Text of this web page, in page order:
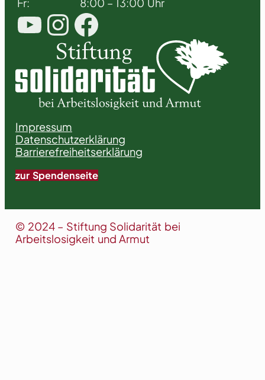
YouTube InstagramFacebook
Impressum
Datenschutzerklärung
Barrierefreiheitserklärung
zur Spendenseite
© 2024 – Stiftung Solidarität bei
Arbeitslosigkeit und Armut